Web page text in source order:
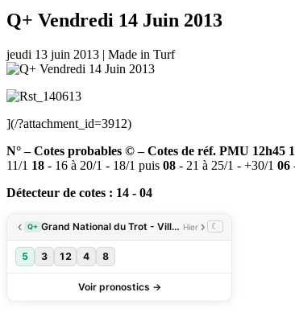
Q+ Vendredi 14 Juin 2013
jeudi 13 juin 2013 | Made in Turf
](/?attachment_id=3912)
N° – Cotes probables © – Cotes de réf. PMU 12h45
11/1 18 - 16 à 20/1 - 18/1 puis 08 - 21 à 25/1 - +30/1 06
Détecteur de cotes : 14 - 04